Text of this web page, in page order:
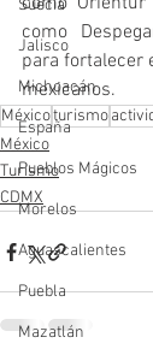
Suecia
Jalisco
Michoacán
España
Pueblos Mágicos
Morelos
Aguascalientes
Puebla
Mazatlán
como
para fortalecer
mexicanos.
Méxicoturismo
México
Turismo
CDMX